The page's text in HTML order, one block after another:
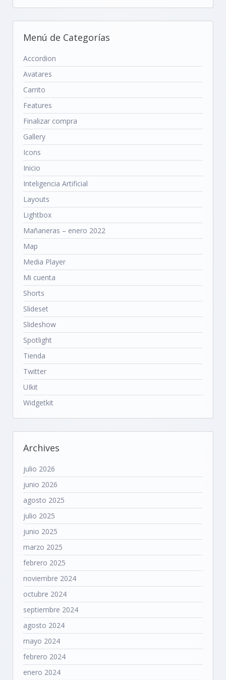
Menú de Categorías
Accordion
Avatares
Carrito
Features
Finalizar compra
Gallery
Icons
Inicio
Inteligencia Artificial
Layouts
Lightbox
Mañaneras – enero 2022
Map
Media Player
Mi cuenta
Shorts
Slideset
Slideshow
Spotlight
Tienda
Twitter
UIkit
Widgetkit
Archives
julio 2026
junio 2026
agosto 2025
julio 2025
junio 2025
marzo 2025
febrero 2025
noviembre 2024
octubre 2024
septiembre 2024
agosto 2024
mayo 2024
febrero 2024
enero 2024